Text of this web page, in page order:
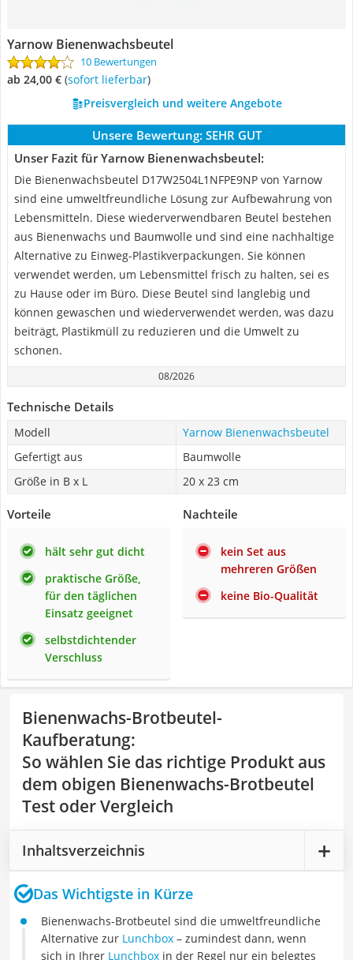
Yarnow Bienenwachsbeutel
10 Bewertungen
ab 24,00 € ( Sofort lieferbar)
Preisvergleich und weitere Angebote
Unsere Bewertung: SEHR GUT
Unser Fazit für Yarnow Bienenwachsbeutel:
Die Bienenwachsbeutel ‎D17W2504L1NFPE9NP von Yarnow
sind eine umweltfreundliche Lösung zur Aufbewahrung von
Lebensmitteln. Diese wiederverwendbaren Beutel bestehen
aus Bienenwachs und Baumwolle und sind eine nachhaltige
Alternative zu Einweg-Plastikverpackungen. Sie können
verwendet werden, um Lebensmittel frisch zu halten, sei es
zu Hause oder im Büro. Diese Beutel sind langlebig und
können gewaschen und wiederverwendet werden, was dazu
beiträgt, Plastikmüll zu reduzieren und die Umwelt zu
schonen.
08/2026
Technische Details
Modell
Yarnow Bienenwachsbeutel
Gefertigt aus
Baumwolle
Größe in B x L
20 x 23 cm
Vorteile
hält sehr gut dicht
praktische Größe,
für den täglichen
Einsatz geeignet
selbstdichtender
Verschluss
Nachteile
kein Set aus
mehreren Größen
keine Bio-Qualität
Bienenwachs-Brotbeutel-
Kaufberatung:
So wählen Sie das richtige Produkt aus
dem obigen Bienenwachs-Brotbeutel
Test oder Vergleich
Inhaltsverzeichnis
Das Wichtigste in Kürze
Bienenwachs-Brotbeutel sind die umweltfreundliche
Alternative zur Lunchbox – zumindest dann, wenn
sich in Ihrer Lunchbox in der Regel nur ein belegtes